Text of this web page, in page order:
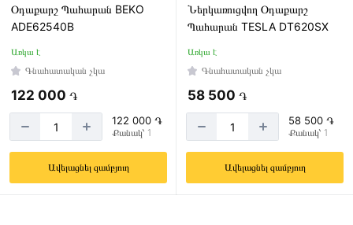
Օդաքարշ Պահարան BEKO
ADE62540B
Առկա է
Գնահատական չկա
122 000 ֏
122 000 ֏
Քանակ՝ 1
Ավելացնել զամբյուղ
Ներկառուցվող Օդաքարշ
Պահարան TESLA DT620SX
Առկա է
Գնահատական չկա
58 500 ֏
58 500 ֏
Քանակ՝ 1
Ավելացնել զամբյուղ